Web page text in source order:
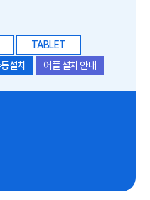
TABLET
설치 어플 설치 안내